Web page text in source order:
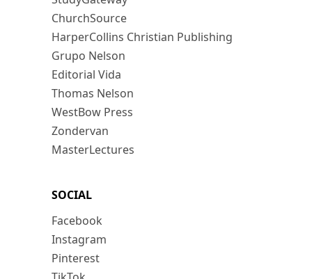
ChurchSource
HarperCollins Christian Publishing
Grupo Nelson
Editorial Vida
Thomas Nelson
WestBow Press
Zondervan
MasterLectures
SOCIAL
Facebook
Instagram
Pinterest